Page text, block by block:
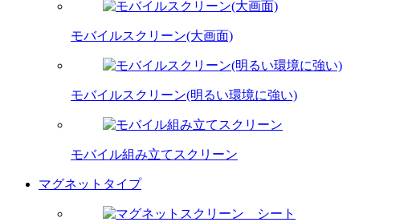
モバイルスクリーン(大画面)
モバイルスクリーン(明るい環境に強い)
モバイル組み立てスクリーン
マグネットタイプ